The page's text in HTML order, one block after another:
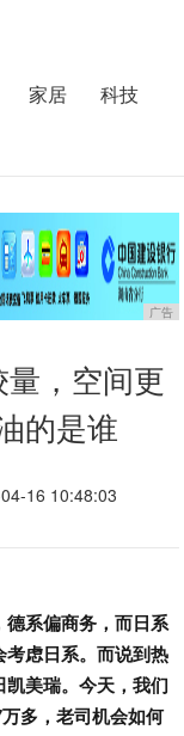
家居
科技
广告
，空间更
的是谁
16 10:48:03
德系偏商务，而日系
考虑日系。而说到热
美瑞。今天，我们
多，老司机会如何